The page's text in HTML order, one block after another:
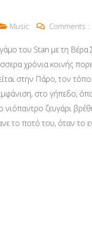
Music Comments :
γάμο του Stan με τη
χρόνια κοινής
στην Πάρο, τον
στο γήπεδο,
ζευγάρι
το ποτό του, όταν το